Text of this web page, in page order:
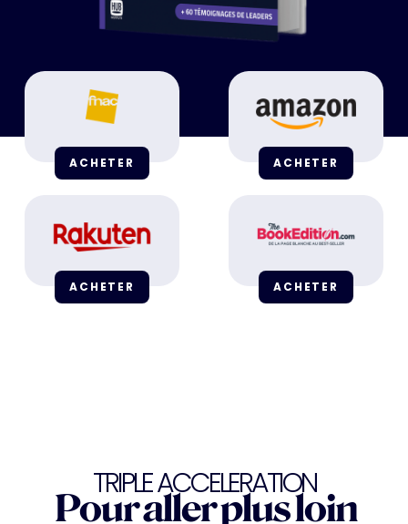
ACHETER ACHETER
ACHETER ACHETER
TRIPLE ACCELERATION
Pour aller plus loin